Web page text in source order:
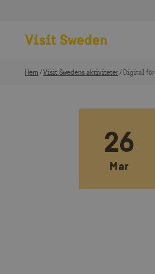
Hem Visit Swedens aktiviteter Digital
26
Mar